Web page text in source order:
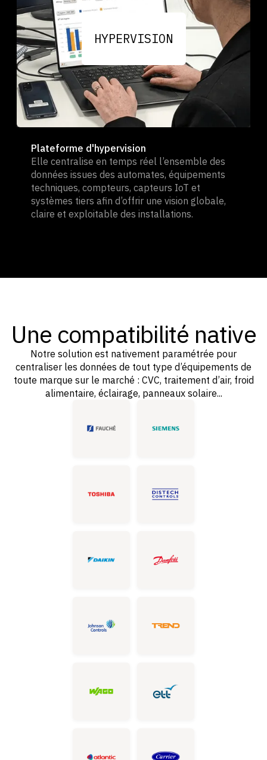
HYPERVISION
Plateforme d'hypervision
Elle centralise en temps réel l’ensemble des
données issues des automates, équipements
techniques, compteurs, capteurs IoT et
systèmes tiers afin d’offrir une vision globale,
claire et exploitable des installations.
Une compatibilité native
Notre solution est nativement paramétrée pour
centraliser les données de tout type d’équipements de
toute marque sur le marché : CVC, traitement d’air, froid
alimentaire, éclairage, panneaux solaire...